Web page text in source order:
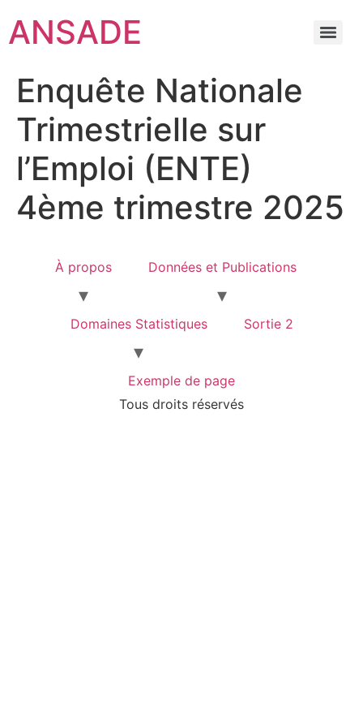
ANSADE
Enquête Nationale
Trimestrielle sur
l’Emploi (ENTE)
4ème trimestre 2025
À propos Données et Publications
Domaines Statistiques Sortie 2
Exemple de page
Tous droits réservés